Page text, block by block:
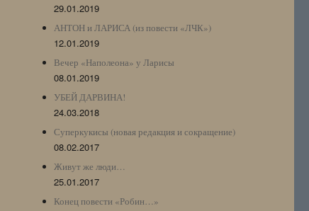
29.01.2019
АНТОН и ЛАРИСА (из повести «ЛЧК»)
12.01.2019
Вечер «Наполеона» у Ларисы
08.01.2019
УБЕЙ ДАРВИНА!
24.03.2018
Суперкукисы (новая редакция и сокращение)
08.02.2017
Живут же люди…
25.01.2017
Конец повести «Робин…»